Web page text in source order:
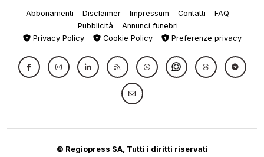
Abbonamenti Disclaimer Impressum Contatti
FAQ
Pubblicità
Annunci funebri
Privacy Policy
Cookie Policy Preferenze privacy
© Regiopress SA, Tutti i diritti riservati